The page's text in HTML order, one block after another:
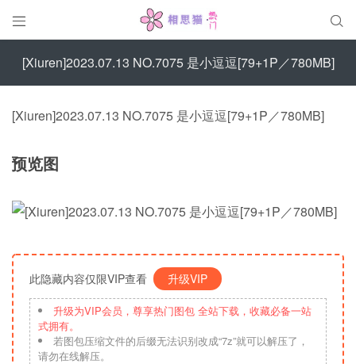
 
[Xiuren]2023.07.13 NO.7075 是小逗逗[79+1P／780MB]
[Xiuren]2023.07.13 NO.7075 是小逗逗[79+1P／780MB]
预览图
此隐藏内容仅限VIP查看 升级VIP
升级为VIP会员，尊享热门图包 全站下载，收藏必备一站
式拥有。
若图包压缩文件的后缀无法识别改成“7z”就可以解压了，
请勿在线解压。